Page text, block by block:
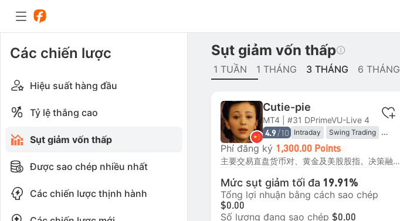
Các chiến lược
Hiệu suất hàng đầu
Tỷ lệ thắng cao
Sụt giảm vốn thấp
Được sao chép nhiều nhất
Các chiến lược thịnh hành
Sụt giảm vốn thấp
1 TUẦN 1 THÁNG 3 THÁNG 6 THÁNG
Cutie-pie
MT4 | #31 DPrimeVU-Live 4
4.9 /10 Intraday
Swing Trading
Trend Following
Mean Reversion
Phí đăng ký 1,300.00 Points
主要交易直盘货币对、黄金及美股股指。决策融合基本面与资金面分析，把握市场叙事主线，再通过技术面精选择时与价位，手工执行每笔交易，且每笔订单均设硬止损。我坚决摒弃马丁加仓，追求通过优化开平仓价差实现超额收益，而非依赖仓位堆积。
Mức sụt giảm tối đa 19.91%
Tổng lợi nhuận bằng cách sao chép
$0.00
Số lượng đang sao chép $0.00